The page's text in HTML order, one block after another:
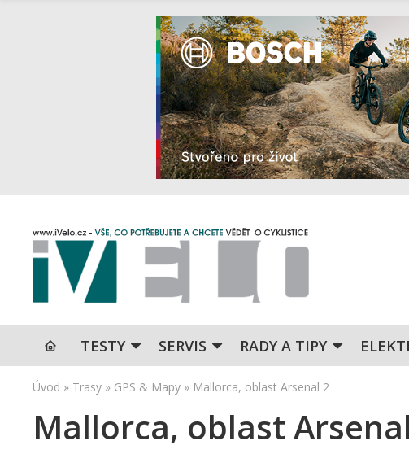
TESTY SERVIS RADY A TIPY
Úvod » Trasy » GPS & Mapy » Mallorca, oblast Arsenal 2
Mallorca, oblast